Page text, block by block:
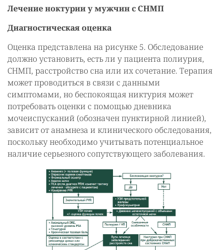
Лечение ноктурии у мужчин с СНМП
Диагностическая оценка
Оценка представлена на рисунке 5. Обследование
должно установить, есть ли у пациента полиурия,
СНМП, расстройство сна или их сочетание. Терапия
может проводиться в связи с данными
симптомами, но беспокоящая никтурия может
потребовать оценки с помощью дневника
мочеиспусканий (обозначен пунктирной линией),
зависит от анамнеза и клинического обследования,
поскольку необходимо учитывать потенциальное
наличие серьезного сопутствующего заболевания.